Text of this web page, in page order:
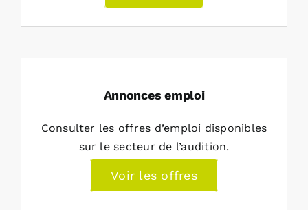
Annonces emploi
Consulter les offres d’emploi disponibles
sur le secteur de l’audition.
Voir les offres